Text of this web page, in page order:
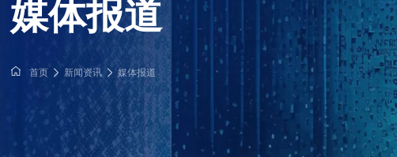
媒体报道
首页 新闻资讯 媒体报道